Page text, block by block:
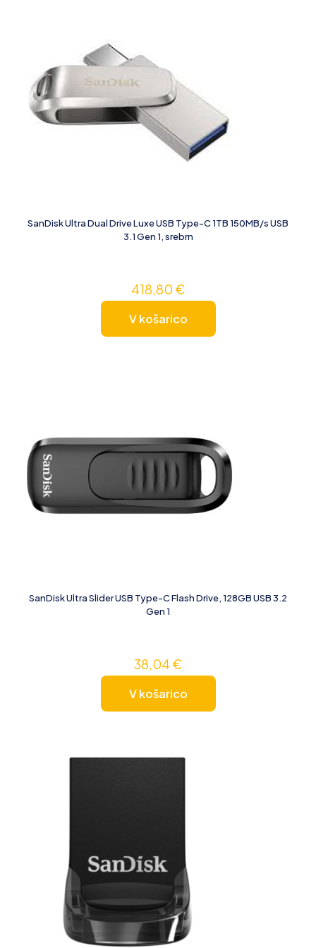
SanDisk Ultra Dual Drive Luxe USB Type-C 1TB 150MB/s USB
3.1 Gen 1, srebrn
418,80 €
V košarico
SanDisk Ultra Slider USB Type-C Flash Drive, 128GB USB 3.2
Gen 1
38,04 €
V košarico